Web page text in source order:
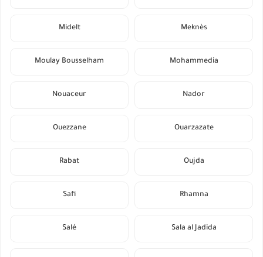
Meknès
Midelt
Mohammedia
Moulay Bousselham
Nador
Nouaceur
Ouarzazate
Ouezzane
Oujda
Rabat
Rhamna
Safi
Sala al Jadida
Salé